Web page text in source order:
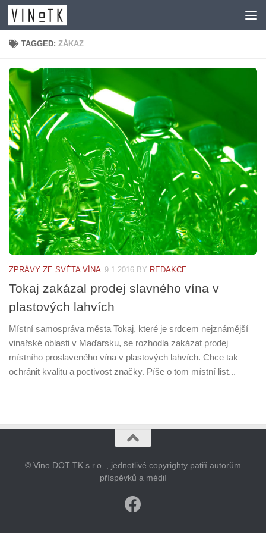
Skip to content
TAGGED:ZÁKAZ
ZPRÁVY ZE SVĚTA VÍNA 9.1.2016 BY REDAKCE
Tokaj zakázal prodej slavného vína v
plastových lahvích
Místní samospráva města Tokaj, které je srdcem nejznámější
vinařské oblasti v Maďarsku, se rozhodla zakázat prodej
místního proslaveného vína v plastových lahvích. Chce tak
ochránit kvalitu a poctivost značky. Píše o tom místní list...
© Vino DOT TK s.r.o. , jednotlivé copyrighty patří autorům
příspěvků a médií